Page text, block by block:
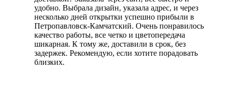
удобно. Выбрала дизайн, указала адрес, и через
несколько дней открытки успешно прибыли в
Петропавловск-Камчатский. Очень понравилось
качество работы, все четко и цветопередача
шикарная. К тому же, доставили в срок, без
задержек. Рекомендую, если хотите порадовать
близких.